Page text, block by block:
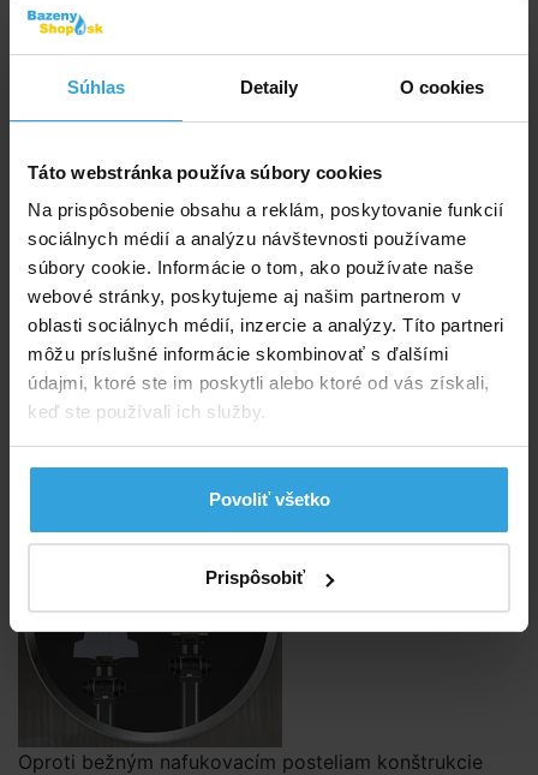
Súhlas Detaily O cookies
Táto webstránka používa súbory cookies
Na prispôsobenie obsahu a reklám, poskytovanie funkcií
sociálnych médií a analýzu návštevnosti používame
súbory cookie. Informácie o tom, ako používate naše
webové stránky, poskytujeme aj našim partnerom v
oblasti sociálnych médií, inzercie a analýzy. Títo partneri
môžu príslušné informácie skombinovať s ďalšími
údajmi, ktoré ste im poskytli alebo ktoré od vás získali,
keď ste používali ich služby.
Povoliť všetko
Prispôsobiť
ležaní
maximálna nosnosť 136 kg
vrátane prenosnej tašky
Neuveriteľný pokoj počas noci začína s jedinečným
vláknom. Nafukovacie postele s touto novou,
inovatívne a patentovanou technológiou Fiber-Tech ™
sa skladajú z tisícov vysoko pevných polyesterových
vlákien.
Oproti bežným nafukovacím posteliam konštrukcie